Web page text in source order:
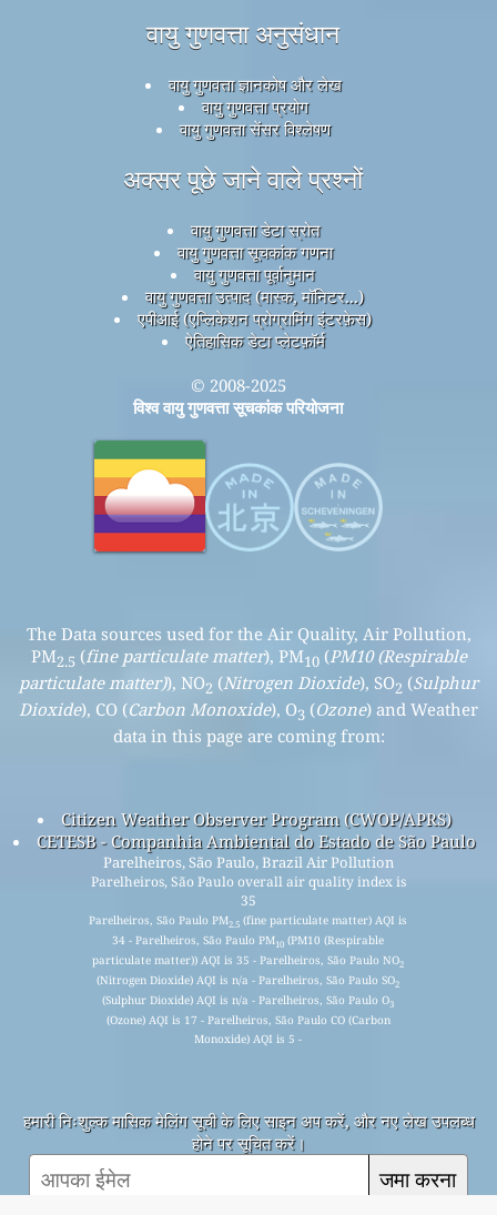
वायु गुणवत्ता अनुसंधान
वायु गुणवत्ता ज्ञानकोष और लेख
वायु गुणवत्ता प्रयोग
वायु गुणवत्ता सेंसर विश्लेषण
अक्सर पूछे जाने वाले प्रश्नों
वायु गुणवत्ता डेटा स्रोत
वायु गुणवत्ता सूचकांक गणना
वायु गुणवत्ता पूर्वानुमान
वायु गुणवत्ता उत्पाद (मास्क, मॉनिटर...)
एपीआई (एप्लिकेशन प्रोग्रामिंग इंटरफ़ेस)
ऐतिहासिक डेटा प्लेटफ़ॉर्म
© 2008-2025
विश्व वायु गुणवत्ता सूचकांक परियोजना
The Data sources used for the Air Quality, Air Pollution,
PM2.5 (fine particulate matter), PM10(PM10 (Respirable
particulate matter)), NO2 (Nitrogen Dioxide), SO2 (Sulphur
Dioxide), CO (Carbon Monoxide), O3 (Ozone) and Weather
data in this page are coming from:
Citizen Weather Observer Program (CWOP/APRS)
CETESB - Companhia Ambiental do Estado de São Paulo
Parelheiros, São Paulo, Brazil Air Pollution
Parelheiros, São Paulo overall air quality index is
35
Parelheiros, São Paulo PM2.5 (fine particulate matter) AQI is
34 - Parelheiros, São Paulo PM10 (PM10 (Respirable
particulate matter)) AQI is 35 - Parelheiros, São Paulo NO2
(Nitrogen Dioxide) AQI is n/a - Parelheiros, São Paulo SO2
(Sulphur Dioxide) AQI is n/a - Parelheiros, São Paulo O3
(Ozone) AQI is 17 - Parelheiros, São Paulo CO (Carbon
Monoxide) AQI is 5 -
हमारी निःशुल्क मासिक मेलिंग सूची के लिए साइन अप करें, और नए लेख उपलब्ध
होने पर सूचित करें।
जमा करना